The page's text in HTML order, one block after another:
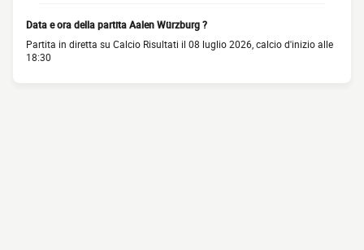
Data e ora della partita Aalen Würzburg ?
Partita in diretta su Calcio Risultati il 08 luglio 2026, calcio d'inizio alle
18:30